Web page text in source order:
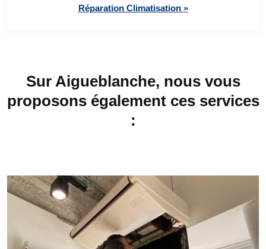
Réparation Climatisation »
Sur Aigueblanche, nous vous
proposons également ces services
: